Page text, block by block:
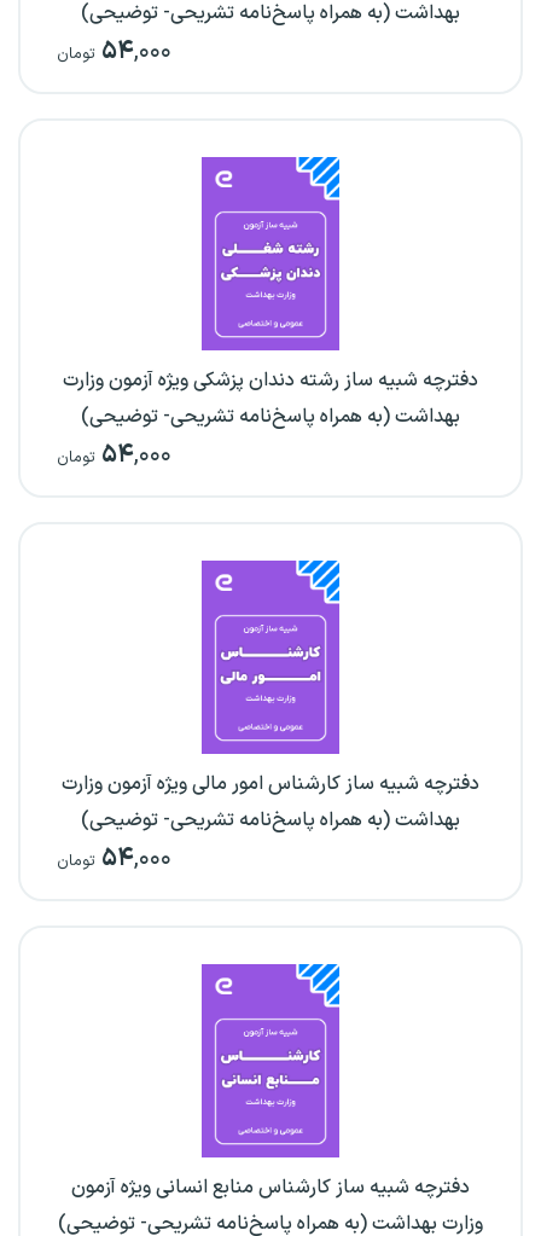
بهداشت (به همراه پاسخ‌نامه تشریحی- توضیحی)
۵۴,۰۰۰ تومان
دفترچه شبیه ساز رشته دندان پزشکی ویژه آزمون وزارت
بهداشت (به همراه پاسخ‌نامه تشریحی- توضیحی)
۵۴,۰۰۰ تومان
دفترچه شبیه ساز کارشناس امور مالی ویژه آزمون وزارت
بهداشت (به همراه پاسخ‌نامه تشریحی- توضیحی)
۵۴,۰۰۰ تومان
دفترچه شبیه ساز کارشناس منابع انسانی ویژه آزمون
وزارت بهداشت (به همراه پاسخ‌نامه تشریحی- توضیحی)